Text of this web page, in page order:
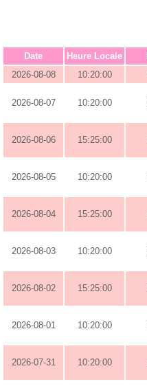
Date Heure Locale
2026-08-08
10:20:00
2026-08-07 10:20:00
2026-08-06 15:25:00
2026-08-05 10:20:00
2026-08-04 15:25:00
2026-08-03 10:20:00
2026-08-02 15:25:00
2026-08-01 10:20:00
2026-07-31 10:20:00